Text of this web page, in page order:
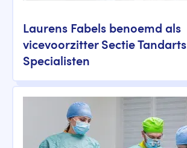
Laurens Fabels benoemd als
vicevoorzitter Sectie Tandarts
Specialisten